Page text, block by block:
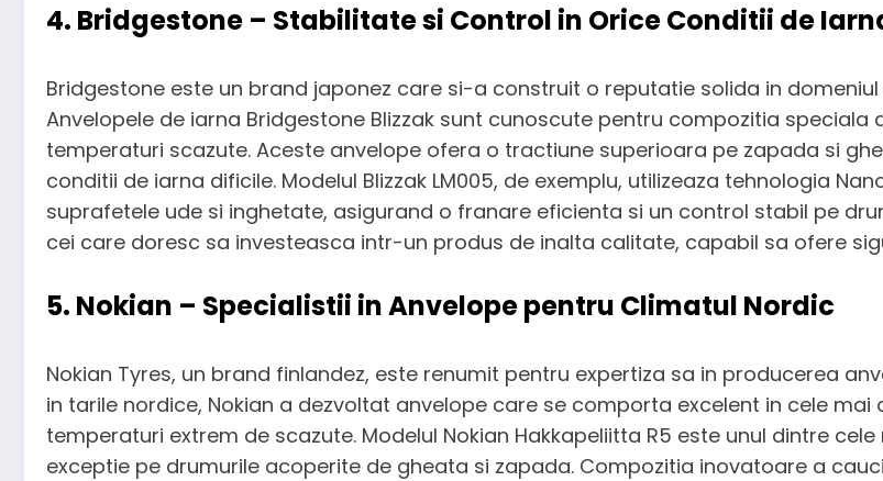
4. Bridgestone – Stabilitate si Control in Orice Conditii de
Bridgestone este un brand japonez care si-a construit o reputatie solida in
Anvelopele de iarna Bridgestone Blizzak sunt cunoscute pentru compozitia
temperaturi scazute. Aceste anvelope ofera o tractiune superioara pe zapada si
conditii de iarna dificile. Modelul Blizzak LM005, de exemplu, utilizeaza tehnologia
suprafetele ude si inghetate, asigurand o franare eficienta si un control stabil pe
cei care doresc sa investeasca intr-un produs de inalta calitate, capabil sa ofere
5. Nokian – Specialistii in Anvelope pentru Climatul Nordic
Nokian Tyres, un brand finlandez, este renumit pentru expertiza sa in producerea
in tarile nordice, Nokian a dezvoltat anvelope care se comporta excelent in cele
temperaturi extrem de scazute. Modelul Nokian Hakkapeliitta R5 este unul dintre
exceptie pe drumurile acoperite de gheata si zapada. Compozitia inovatoare a